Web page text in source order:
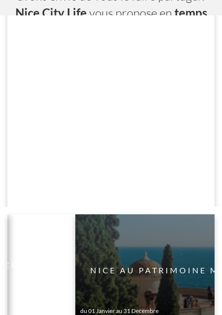
Nice City Life vous propose en temps
NICE AU PATRIMOINE
du 01 Janvier au 31 Decembre